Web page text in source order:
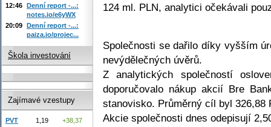
124 ml. PLN, analytici očekávali
Společnosti se dařilo díky vyšším
nevýdělečných úvěrů.
Z analytických společností
doporučovalo nákup akcií Bre
stanovisko. Průměrný cíl byl 326,88
Akcie společnosti dnes odepisují
12:46 Denní report -...:
notes.io/e6yWX
20:09 Denní report -...:
paiza.io/projec...
Škola investování
Zajímavé vzestupy
PVT 1,19
+38,37